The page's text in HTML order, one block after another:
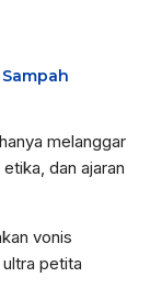
melanggar
dan ajaran
vonis
petita